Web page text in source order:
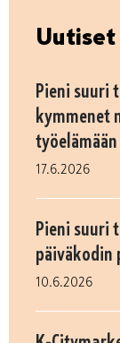
Uutiset
Pieni suuri
kymmenet
työelämään
17.6.2026
Pieni suuri
päiväkodin
10.6.2026